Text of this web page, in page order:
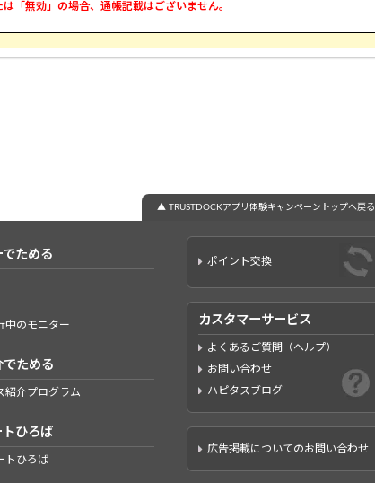
「無効」の場合、通帳記載はございません。
▲ TRUSTDOCKアプリ体験キャンペーントップへ戻る
でためる
中のモニター
でためる
紹介プログラム
トひろば
トひろば
ポイント交換
カスタマーサービス
よくあるご質問（ヘルプ）
お問い合わせ
ハピタスブログ
広告掲載についてのお問い合わせ